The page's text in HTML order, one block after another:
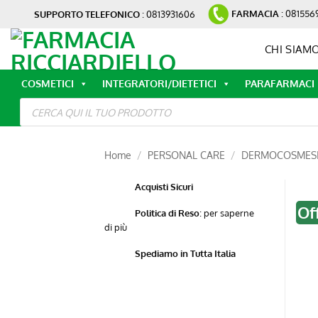
contenuti
SUPPORTO TELEFONICO : 0813931606 FARMACIA :
CHI
COSMETICI INTEGRATORI/DIETETICI PARAFARMACI
Ricerca
prodotti
Home / PERSONAL CARE / DERMOCOSMESI
Acquisti Sicuri
Politica di Reso:per saperne
di più
Spediamo in Tutta Italia